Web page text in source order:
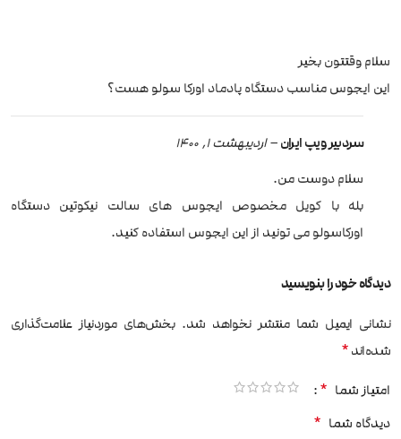
سلام وقتتون بخیر
این ایجوس مناسب دستگاه پادماد اورکا سولو هست؟
سردبیر ویپ ایران– اردیبهشت 1, 1400
سلام دوست من.
بله با کویل مخصوص ایجوس های سالت نیکوتین دستگاه
اورکاسولو می تونید از این ایجوس استفاده کنید.
دیدگاه خود را بنویسید
نشانی ایمیل شما منتشر نخواهد شد. بخش‌های موردنیاز علامت‌گذاری
شده‌اند*
امتیاز شما *
دیدگاه شما *